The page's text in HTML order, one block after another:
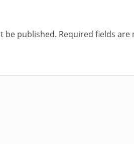
be published. Required fields are